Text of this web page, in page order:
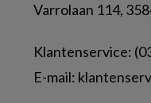
Varrolaan 114,
Klantenservice:
E-mail: